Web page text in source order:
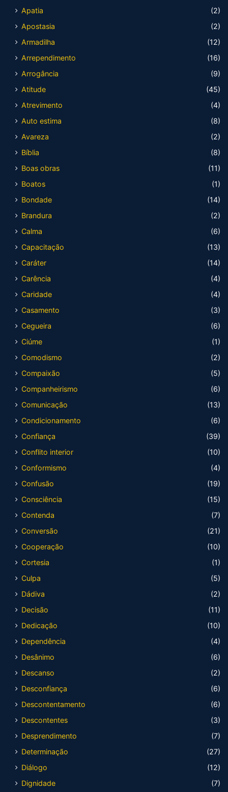
Apatia
(2)
Apostasia
(2)
Armadilha
(12)
Arrependimento
(16)
Arrogância
(9)
Atitude
(45)
Atrevimento
(4)
Auto estima
(8)
Avareza
(2)
Bíblia
(8)
Boas obras
(11)
Boatos
(1)
Bondade
(14)
Brandura
(2)
Calma
(6)
Capacitação
(13)
Caráter
(14)
Carência
(4)
Caridade
(4)
Casamento
(3)
Cegueira
(6)
Ciúme
(1)
Comodismo
(2)
Compaixão
(5)
Companheirismo
(6)
Comunicação
(13)
Condicionamento
(6)
Confiança
(39)
Conflito interior
(10)
Conformismo
(4)
Confusão
(19)
Consciência
(15)
Contenda
(7)
Conversão
(21)
Cooperação
(10)
Cortesia
(1)
Culpa
(5)
Dádiva
(2)
Decisão
(11)
Dedicação
(10)
Dependência
(4)
Desânimo
(6)
Descanso
(2)
Desconfiança
(6)
Descontentamento
(6)
Descontentes
(3)
Desprendimento
(7)
Determinação
(27)
Diálogo
(12)
Dignidade
(7)